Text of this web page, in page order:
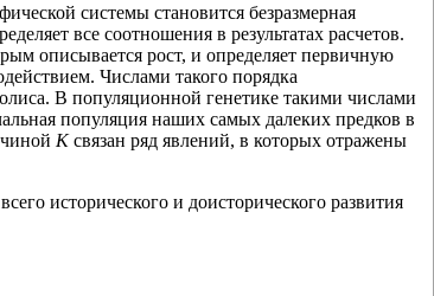
системы становится безразмерная
все соотношения в результатах расчетов.
описывается рост, и определяет первичную
Числами такого порядка
В популяционной генетике такими числами
популяция наших самых далеких предков в
Ксвязан ряд явлений, в которых отражены
исторического и доисторического развития